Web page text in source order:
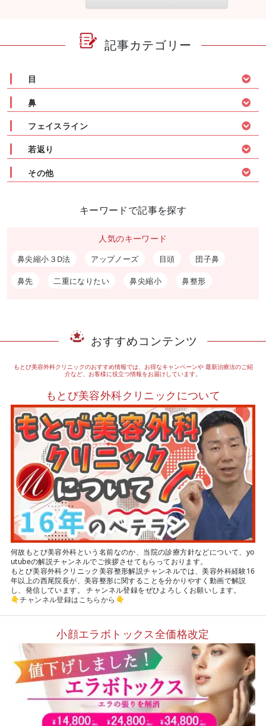
記事カテゴリー
目
鼻
フェイスライン
若返り
その他
キーワードで記事を探す
人気のキーワード
鼻尖縮小３D法 アップノーズ 目頭 団子鼻
鼻先 二重になりたい 鼻尖縮小 鼻整形
おすすめコンテンツ
もとび美容外科クリニックのおすすめ情報では、お得なキャンペーンや最新治療法のご紹
介など、お客様に役立つ情報をお届けしています。
もとび美容外科クリニックについて
何故もとび美容外科という名前なのか、当院の診療方針などについて、yo
utubeの解説チャンネルでご挨拶させてもらっております。
もとび美容外科クリニック美容整形解説チャンネルでは、美容外科経験16
年以上の西尾院長が、美容整形に関することを分かりやすく動画で解説
し、発信しています。 チャンネル登録をぜひよろしくお願いします。
👇チャンネル登録はこちらから 👇
小顔エラボトックス全価格改定